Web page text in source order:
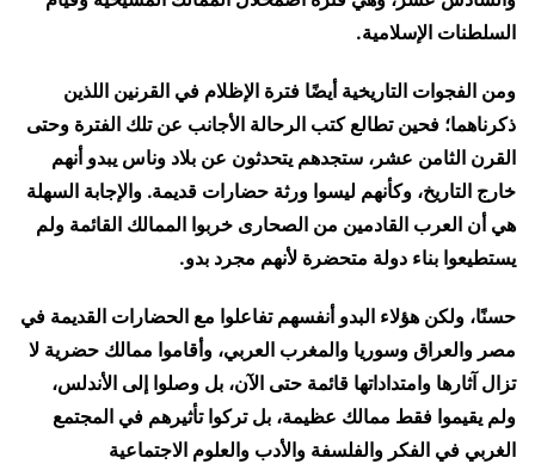
السلطنات الإسلامية.
ومن الفجوات التاريخية أيضًا فترة الإظلام في القرنين اللذين
ذكرناهما؛ فحين تطالع كتب الرحالة الأجانب عن تلك الفترة وحتى
القرن الثامن عشر، ستجدهم يتحدثون عن بلاد وناس يبدو أنهم
خارج التاريخ، وكأنهم ليسوا ورثة حضارات قديمة. والإجابة السهلة
هي أن العرب القادمين من الصحارى خربوا الممالك القائمة ولم
يستطيعوا بناء دولة متحضرة لأنهم مجرد بدو.
حسنًا، ولكن هؤلاء البدو أنفسهم تفاعلوا مع الحضارات القديمة في
مصر والعراق وسوريا والمغرب العربي، وأقاموا ممالك حضرية لا
تزال آثارها وامتداداتها قائمة حتى الآن، بل وصلوا إلى الأندلس،
ولم يقيموا فقط ممالك عظيمة، بل تركوا تأثيرهم في المجتمع
الغربي في الفكر والفلسفة والأدب والعلوم الاجتماعية